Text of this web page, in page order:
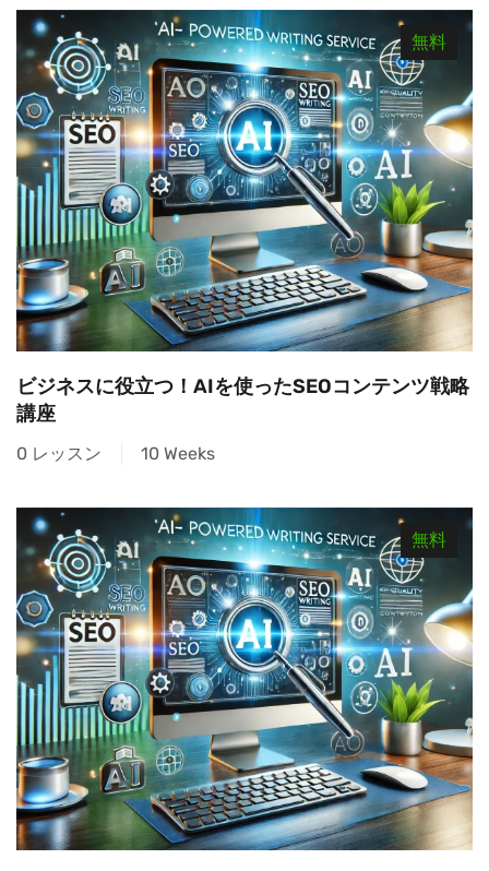
無料
ビジネスに役立つ！AIを使ったSEOコンテンツ戦略
講座
0 レッスン 10 Weeks
無料